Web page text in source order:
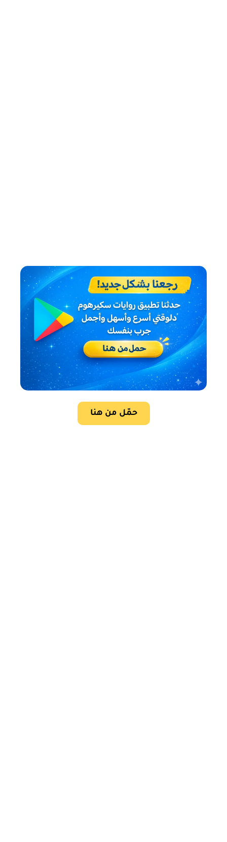
حمّل من هنا